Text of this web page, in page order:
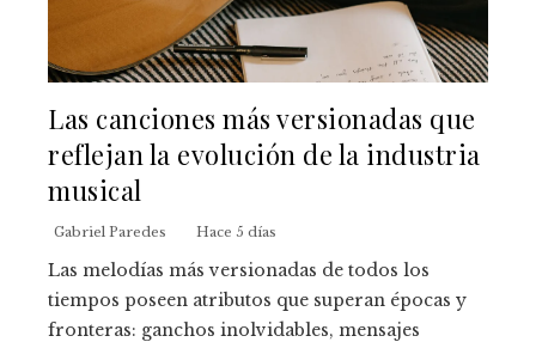
Las canciones más versionadas que
reflejan la evolución de la industria
musical
Gabriel Paredes Hace 5 días
Las melodías más versionadas de todos los
tiempos poseen atributos que superan épocas y
fronteras: ganchos inolvidables, mensajes